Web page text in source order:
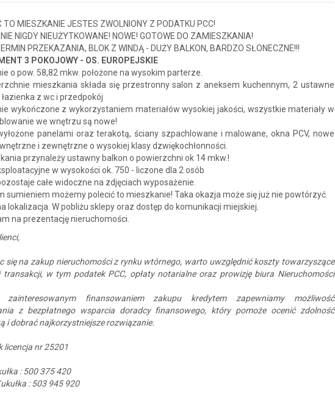
TO MIESZKANIE JESTES ZWOLNIONY Z PODATKU PCC!
NIGDY NIEUŻYTKOWANE! NOWE! GOTOWE DO ZAMIESZKANIA!
PRZEKAZANIA, BLOK Z WINDĄ - DUŻY BALKON, BARDZO SŁONECZNE!!!
3 POKOJOWY - OS. EUROPEJSKIE
o pow. 58,82 mkw. położone na wysokim parterze.
mieszkania składa się przestronny salon z aneksem kuchennym, 2 ustawne
z wc i przedpokój
wykończone z wykorzystaniem materiałów wysokiej jakości, wszystkie materiały w
we wnętrzu są nowe!
panelami oraz terakotą, ściany szpachlowane i malowane, okna PCV, nowe
i zewnętrzne o wysokiej klasy dzwiękochłonności.
przynależy ustawny balkon o powierzchni ok 14 mkw.!
w wysokości ok. 750 - liczone dla 2 osób
całe widoczne na zdjęciach wyposażenie.
sumieniem możemy polecić to mieszkanie! Taka okazja może się już nie powtórzyć.
lokalizacja. W pobliżu sklepy oraz dostęp do komunikacji miejskiej.
na prezentację nieruchomości.
się na zakup nieruchomości z rynku wtórnego, warto uwzględnić koszty towarzyszące
transakcji, w tym podatek PCC, opłaty notarialne oraz prowizję biura Nieruchomości
zainteresowanym finansowaniem zakupu kredytem zapewniamy możliwość
z bezpłatnego wsparcia doradcy finansowego, który pomoże ocenić zdolność
i dobrać najkorzystniejsze rozwiązanie.
licencja nr 25201
: 500 375 420
: 503 945 920